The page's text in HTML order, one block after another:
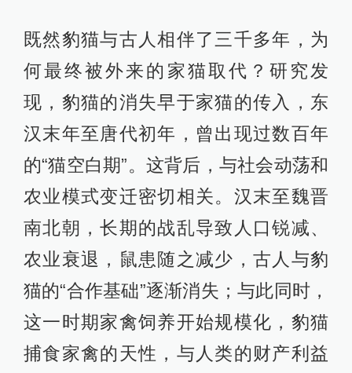
既然豹猫与古人相伴了三千多年，为
何最终被外来的家猫取代？研究发
现，豹猫的消失早于家猫的传入，东
汉末年至唐代初年，曾出现过数百年
的“猫空白期”。这背后，与社会动荡和
农业模式变迁密切相关。汉末至魏晋
南北朝，长期的战乱导致人口锐减、
农业衰退，鼠患随之减少，古人与豹
猫的“合作基础”逐渐消失；与此同时，
这一时期家禽饲养开始规模化，豹猫
捕食家禽的天性，与人类的财产利益